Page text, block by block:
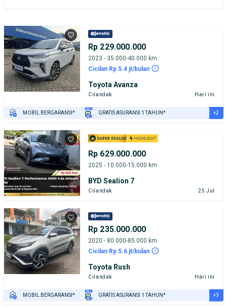
Rp 229.000.000
2023 - 35.000-40.000 km
Cicilan Rp 5.4 jt/bulan
Toyota Avanza
Cilandak Hari ini
MOBIL BERGARANSI* GRATIS ASURANSI 1 TAHUN* +2
Rp 629.000.000
2025 - 10.000-15.000 km
BYD Sealion 7
Cilandak 25 Jul
Rp 235.000.000
2020 - 80.000-85.000 km
Cicilan Rp 5.6 jt/bulan
Toyota Rush
Cilandak Hari ini
MOBIL BERGARANSI* GRATIS ASURANSI 1 TAHUN* +3